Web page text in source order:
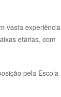
vasta experiência
etárias, com
pela Escola